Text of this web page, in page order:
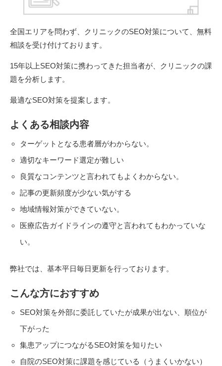
全国エリアを問わず、クリニックのSEO対策について、無料
相談を受け付けております。
15年以上SEO対策に携わってきた担当者が、クリニックの課
題を分析します。
最適なSEO対策を提案します。
よくある相談内容
ターゲットとなる患者層がわからない。
適切なキーワード選定が難しい
良質なコンテンツと言われてもよくわからない。
記事の更新頻度が少ない気がする
地域情報対策ができていない。
医療広告ガイドラインの遵守と言われてもわかっていな
い。
弊社では、基本平日毎日更新を行っております。
こんな方におすすめ
SEO対策を外部に委託していたが成果が出ない、順位が
下がった
集患アップにつながるSEO対策を知りたい
自院のSEO対策に課題を感じている（うまくいかない）